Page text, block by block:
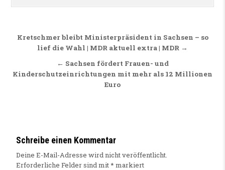
Beitragsnavigation
Kretschmer bleibt Ministerpräsident in Sachsen – so
lief die Wahl | MDR aktuell extra | MDR →
← Sachsen fördert Frauen- und
Kinderschutzeinrichtungen mit mehr als 12 Millionen
Euro
Schreibe einen Kommentar
Deine E-Mail-Adresse wird nicht veröffentlicht.
Erforderliche Felder sind mit* markiert